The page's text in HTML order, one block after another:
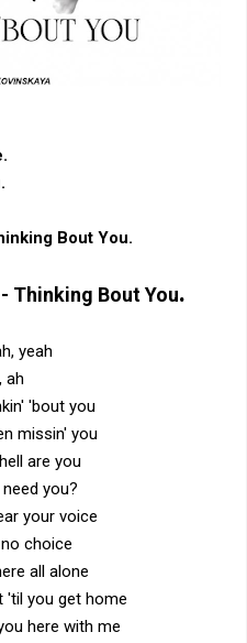
Bout You.
Thinking Bout You.
yeah
ah
'bout you
missin' you
are you
you?
your voice
choice
all alone
'til you get home
here with me